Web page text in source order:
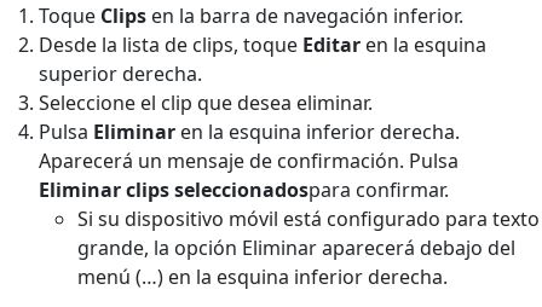
Toque Clips en la barra de navegación inferior.
Desde la lista de clips, toque Editar en la esquina
superior derecha.
Seleccione el clip que desea eliminar.
Pulsa Eliminar en la esquina inferior derecha.
Aparecerá un mensaje de confirmación. Pulsa
Eliminar clips seleccionadospara confirmar.
Si su dispositivo móvil está configurado para texto
grande, la opción Eliminar aparecerá debajo del
menú (…) en la esquina inferior derecha.